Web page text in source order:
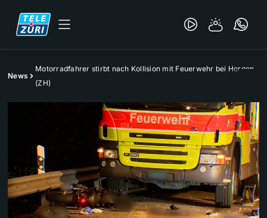
News
Motorradfahrer stirbt nach Kollision mit Feuerwehr bei Horgen
(ZH)